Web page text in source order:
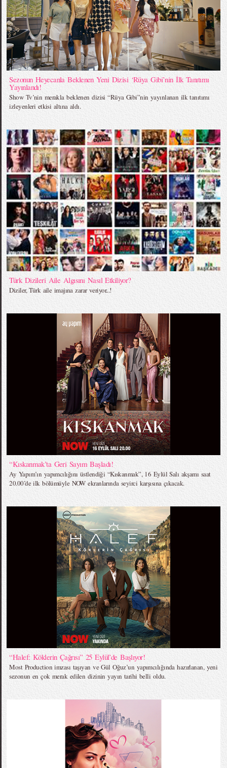
Sezonun Heyecanla Beklenen Yeni Dizisi ‘Rüya Gibi’nin İlk Tanıtımı
Yayınlandı!
Show Tv’nin merakla beklenen dizisi “Rüya Gibi”nin yayınlanan ilk tanıtımı
izleyenleri etkisi altına aldı.
Türk Dizileri Aile Algısını Nasıl Etkiliyor?
Diziler, Türk aile imajına zarar veriyor...!
“Kıskanmak’ta Geri Sayım Başladı!
Ay Yapım’ın yapımcılığını üstlendiği “Kıskanmak”, 16 Eylül Salı akşamı saat
20.00’de ilk bölümüyle NOW ekranlarında seyirci karşısına çıkacak.
“Halef: Köklerin Çağrısı” 25 Eylül’de Başlıyor!
Most Production imzası taşıyan ve Gül Oğuz’un yapımcılığında hazırlanan, yeni
sezonun en çok merak edilen dizinin yayın tarihi belli oldu.